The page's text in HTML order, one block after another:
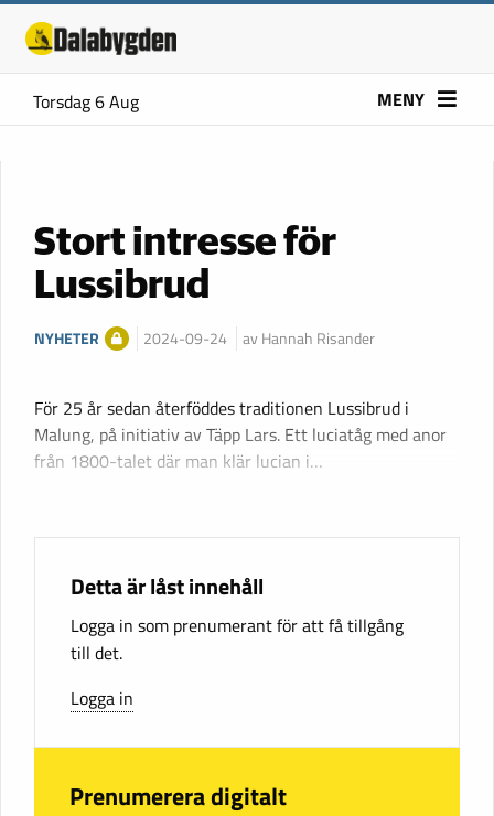
Torsdag 6 Aug MENY
Stort intresse för
Lussibrud
NYHETER 2024-09-24 av Hannah Risander
För 25 år sedan återföddes traditionen Lussibrud i
Malung, på initiativ av Täpp Lars. Ett luciatåg med anor
från 1800-talet där man klär lucian i…
Detta är låst innehåll
Logga in som prenumerant för att få tillgång
till det.
Logga in
Prenumerera digitalt